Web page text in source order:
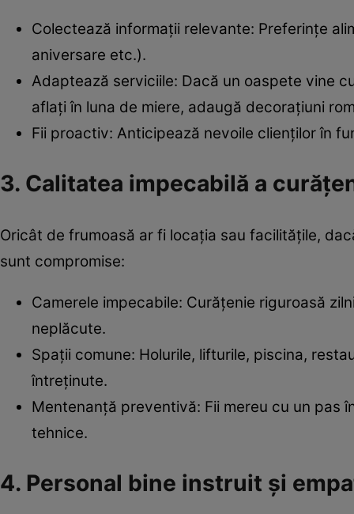
Colectează informații relevante: Preferințe
aniversare etc.).
Adaptează serviciile: Dacă un oaspete vine
aflați în luna de miere, adaugă decorațiuni
Fii proactiv: Anticipează nevoile clienților în
3. Calitatea impecabilă a
Oricât de frumoasă ar fi locația sau facilitățile,
sunt compromise:
Camerele impecabile: Curățenie riguroasă
neplăcute.
Spații comune: Holurile, lifturile, piscina,
întreținute.
Mentenanță preventivă: Fii mereu cu un pas
tehnice.
4. Personal bine instruit și